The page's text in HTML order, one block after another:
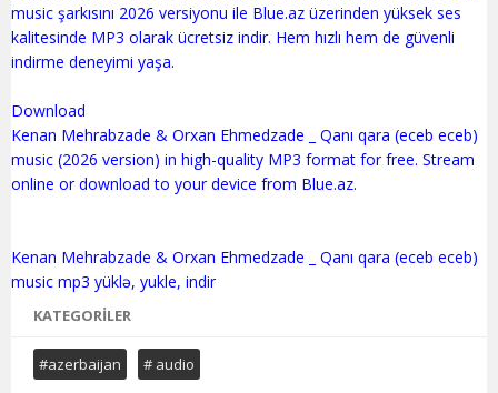
music şarkısını 2026 versiyonu ile Blue.az üzerinden yüksek ses
kalitesinde MP3 olarak ücretsiz indir. Hem hızlı hem de güvenli
indirme deneyimi yaşa.
Download
Kenan Mehrabzade & Orxan Ehmedzade _ Qanı qara (eceb eceb)
music (2026 version) in high-quality MP3 format for free. Stream
online or download to your device from Blue.az.
Kenan Mehrabzade & Orxan Ehmedzade _ Qanı qara (eceb eceb)
KATEGORILER
#azerbaijan # audio